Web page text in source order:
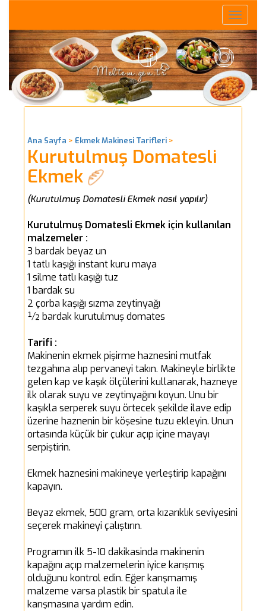
Toggle
Ana Sayfa > Ekmek Makinesi Tarifleri >
Kurutulmuş Domatesli
Ekmek
(Kurutulmuş Domatesli Ekmek nasıl yapılır)
Kurutulmuş Domatesli Ekmek için kullanılan
malzemeler :
3 bardak beyaz un
1 tatlı kaşığı instant kuru maya
1 silme tatlı kaşığı tuz
1 bardak su
2 çorba kaşığı sızma zeytinyağı
½ bardak kurutulmuş domates
Tarifi :
Makinenin ekmek pişirme haznesini mutfak
tezgahına alıp pervaneyi takın. Makineyle birlikte
gelen kap ve kaşık ölçülerini kullanarak, hazneye
ilk olarak suyu ve zeytinyağını koyun. Unu bir
kaşıkla serperek suyu örtecek şekilde ilave edip
üzerine haznenin bir köşesine tuzu ekleyin. Unun
ortasında küçük bir çukur açıp içine mayayı
serpiştirin.
Ekmek haznesini makineye yerleştirip kapağını
kapayın.
Beyaz ekmek, 500 gram, orta kızarıklık seviyesini
seçerek makineyi çalıştırın.
Programın ilk 5-10 dakikasinda makinenin
kapağını açıp malzemelerin iyice karışmış
olduğunu kontrol edin. Eğer karışmamış
malzeme varsa plastik bir spatula ile
karışmasına yardım edin.